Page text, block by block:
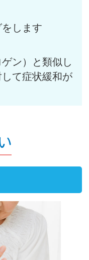
します
ン）と類似し
て症状緩和が